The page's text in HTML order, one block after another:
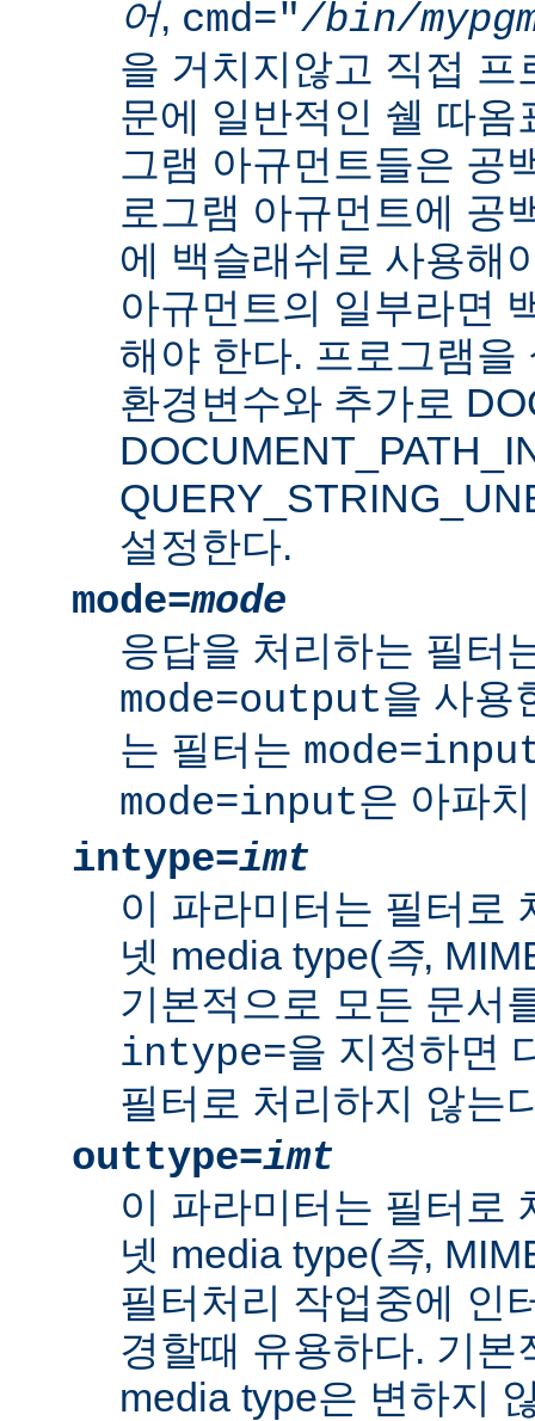
어, cmd="/bin/
을 거치지않고 직접
문에 일반적인 쉘 따옴
그램 아규먼트들은 공
로그램 아규먼트에 공
에 백슬래쉬로 사용해
아규먼트의 일부라면
해야 한다. 프로그램을
환경변수와 추가로
설정한다.
mode=mode
응답을 처리하는 필터
mode=output을 사용
는 필터는
mode=input은 아파
intype=imt
이 파라미터는 필터로
넷 media type(즉,
기본적으로 모든 문서
intype=을 지정하면
필터로 처리하지 않는
outtype=imt
이 파라미터는 필터로
넷 media type(즉,
필터처리 작업중에 인
경할때 유용하다. 기본
media type은 변하지